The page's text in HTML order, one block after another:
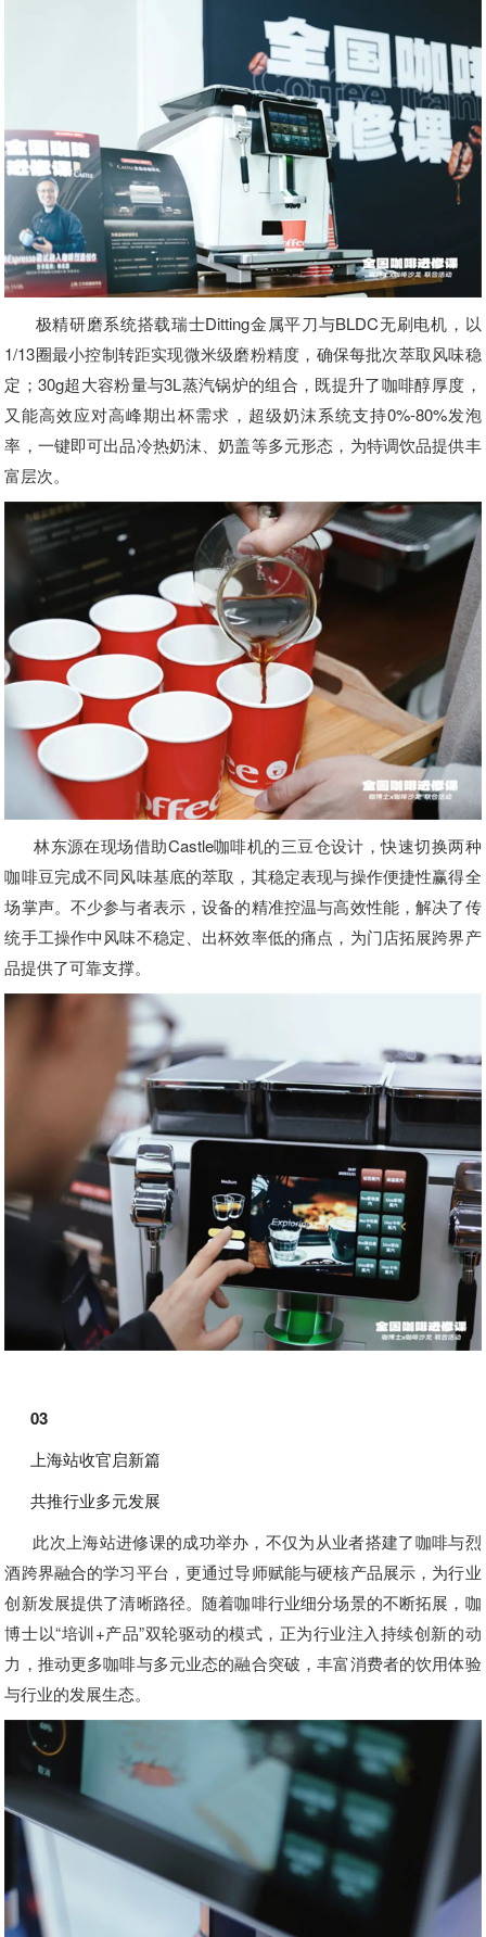
极精研磨系统搭载瑞士Ditting金属平刀与BLDC无刷电机，以
1/13圈最小控制转距实现微米级磨粉精度，确保每批次萃取风味稳
定；30g超大容粉量与3L蒸汽锅炉的组合，既提升了咖啡醇厚度，
又能高效应对高峰期出杯需求，超级奶沫系统支持0%-80%发泡
率，一键即可出品冷热奶沫、奶盖等多元形态，为特调饮品提供丰
富层次。
林东源在现场借助Castle咖啡机的三豆仓设计，快速切换两种
咖啡豆完成不同风味基底的萃取，其稳定表现与操作便捷性赢得全
场掌声。不少参与者表示，设备的精准控温与高效性能，解决了传
统手工操作中风味不稳定、出杯效率低的痛点，为门店拓展跨界产
品提供了可靠支撑。
03
上海站收官启新篇
共推行业多元发展
此次上海站进修课的成功举办，不仅为从业者搭建了咖啡与烈
酒跨界融合的学习平台，更通过导师赋能与硬核产品展示，为行业
创新发展提供了清晰路径。随着咖啡行业细分场景的不断拓展，咖
博士以“培训+产品”双轮驱动的模式，正为行业注入持续创新的动
力，推动更多咖啡与多元业态的融合突破，丰富消费者的饮用体验
与行业的发展生态。